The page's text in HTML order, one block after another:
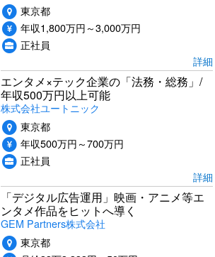
東京都
年収1,800万円～3,000万円
正社員
詳細
エンタメ×テック企業の「法務・総務」/
年収500万円以上可能
株式会社ユートニック
東京都
年収500万円～700万円
正社員
詳細
「デジタル広告運用」映画・アニメ等エ
ンタメ作品をヒットへ導く
GEM Partners株式会社
東京都